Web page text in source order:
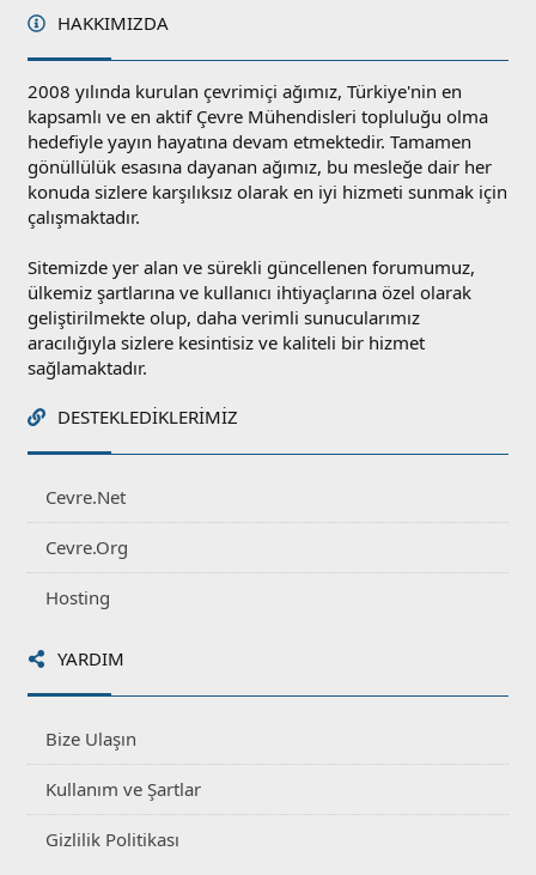
HAKKIMIZDA
2008 yılında kurulan çevrimiçi ağımız, Türkiye'nin en
kapsamlı ve en aktif Çevre Mühendisleri topluluğu olma
hedefiyle yayın hayatına devam etmektedir. Tamamen
gönüllülük esasına dayanan ağımız, bu mesleğe dair her
konuda sizlere karşılıksız olarak en iyi hizmeti sunmak için
çalışmaktadır.
Sitemizde yer alan ve sürekli güncellenen forumumuz,
ülkemiz şartlarına ve kullanıcı ihtiyaçlarına özel olarak
geliştirilmekte olup, daha verimli sunucularımız
aracılığıyla sizlere kesintisiz ve kaliteli bir hizmet
sağlamaktadır.
DESTEKLEDIKLERIMIZ
Cevre.Net
Cevre.Org
Hosting
YARDIM
Bize Ulaşın
Kullanım ve Şartlar
Gizlilik Politikası